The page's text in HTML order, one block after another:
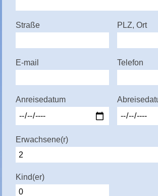
Straße PLZ, Ort
E-mail Telefon
Anreisedatum
Erwachsene(r)
Kind(er)